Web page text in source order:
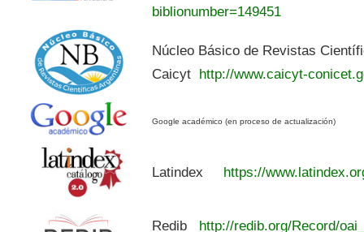
biblionumber=149451
Núcleo Básico de Revistas
Caicyt http://www.caicyt-
Google académico (en proceso de actualización)
Latindex https://
Redib
http://redib.org/Record/